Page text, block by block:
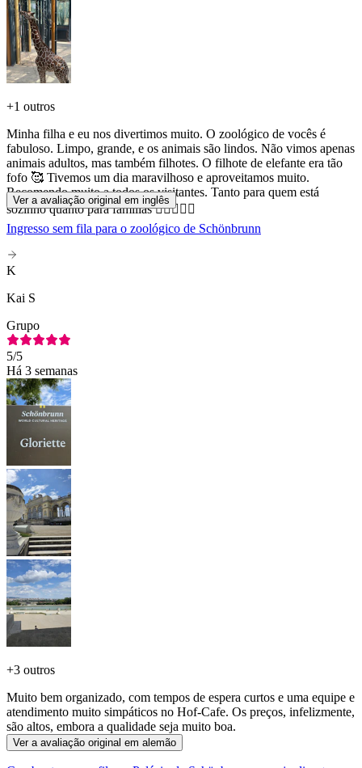
+1 outros
Minha filha e eu nos divertimos muito. O zoológico de vocês é
fabuloso. Limpo, grande, e os animais são lindos. Não vimos apenas
animais adultos, mas também filhotes. O filhote de elefante era tão
fofo 🥰 Tivemos um dia maravilhoso e aproveitamos muito.
Recomendo muito a todos os visitantes. Tanto para quem está
sozinho quanto para famílias 👍🏻👏🏻😊
Ver a avaliação original em inglês
Ingresso sem fila para o zoológico de Schönbrunn
K
Kai S
Grupo
5/5
Há 3 semanas
+3 outros
Muito bem organizado, com tempos de espera curtos e uma equipe e
atendimento muito simpáticos no Hof-Cafe. Os preços, infelizmente,
são altos, embora a qualidade seja muito boa.
Ver a avaliação original em alemão